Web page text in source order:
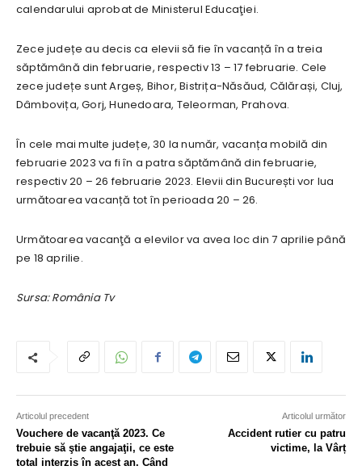
calendarului aprobat de Ministerul Educaţiei.
Zece județe au decis ca elevii să fie în vacanță în a treia
săptămână din februarie, respectiv 13 – 17 februarie. Cele
zece județe sunt Argeș, Bihor, Bistrița-Năsăud, Călărași, Cluj,
Dâmbovița, Gorj, Hunedoara, Teleorman, Prahova.
În cele mai multe județe, 30 la număr, vacanța mobilă din
februarie 2023 va fi în a patra săptămână din februarie,
respectiv 20 – 26 februarie 2023. Elevii din București vor lua
următoarea vacanță tot în perioada 20 – 26.
Următoarea vacanţă a elevilor va avea loc din 7 aprilie până
pe 18 aprilie.
Sursa: România Tv
Articolul precedent
Vouchere de vacanţă 2023. Ce
trebuie să ştie angajaţii, ce este
total interzis în acest an. Când
Articolul următor
Accident rutier cu patru
victime, la Vârț